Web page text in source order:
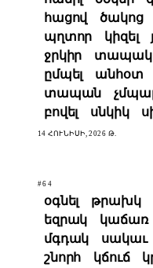
հացով
ծակոց
պղտոր
կիզել
ջրկիր
տապակ
ըմպել
անհօտ
տապան
բովել
սնկիկ
14 ՀՈՒՆԻՍԻ, 2026 Թ.
#64
օգնել թրախկ
եզրակ
կաճառ
մգդակ
սակաւ
շնորհ
կճուճ